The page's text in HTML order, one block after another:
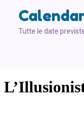
Tutte le date